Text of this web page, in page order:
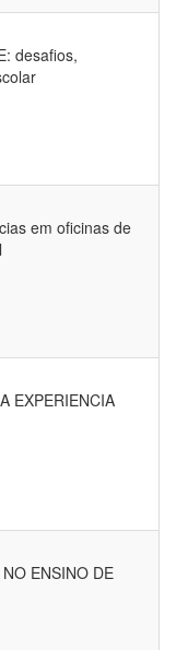
desafios,
em oficinas de
EXPERIENCIA
ENSINO DE